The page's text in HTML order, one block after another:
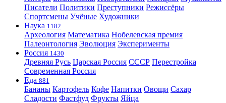
Писатели Политики Преступники Режиссёры
Спортсмены Учёные Художники
Наука 1182
Археология Математика Нобелевская премия
Палеонтология Эволюция Эксперименты
Россия 1430
Древняя Русь Царская Россия СССР Перестройка
Современная Россия
Еда 881
Бананы Картофель Кофе Напитки Овощи Сахар
Сладости Фастфуд Фрукты Яйца